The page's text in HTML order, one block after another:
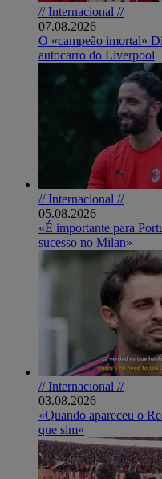
// Internacional //
07.08.2026
O «campeão imortal»
autocarro do Liverpool
// Internacional //
05.08.2026
«É importante para
sucesso no Milan»
// Internacional //
03.08.2026
«Quando apareceu o
que sim»